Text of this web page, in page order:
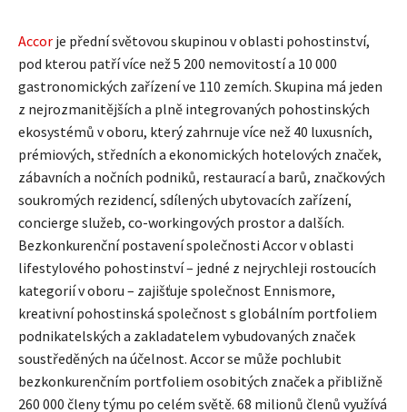
Accor je přední světovou skupinou v oblasti pohostinství,
pod kterou patří více než 5 200 nemovitostí a 10 000
gastronomických zařízení ve 110 zemích. Skupina má jeden
z nejrozmanitějších a plně integrovaných pohostinských
ekosystémů v oboru, který zahrnuje více než 40 luxusních,
prémiových, středních a ekonomických hotelových značek,
zábavních a nočních podniků, restaurací a barů, značkových
soukromých rezidencí, sdílených ubytovacích zařízení,
concierge služeb, co-workingových prostor a dalších.
Bezkonkurenční postavení společnosti Accor v oblasti
lifestylového pohostinství – jedné z nejrychleji rostoucích
kategorií v oboru – zajišťuje společnost Ennismore,
kreativní pohostinská společnost s globálním portfoliem
podnikatelských a zakladatelem vybudovaných značek
soustředěných na účelnost. Accor se může pochlubit
bezkonkurenčním portfoliem osobitých značek a přibližně
260 000 členy týmu po celém světě. 68 milionů členů využívá